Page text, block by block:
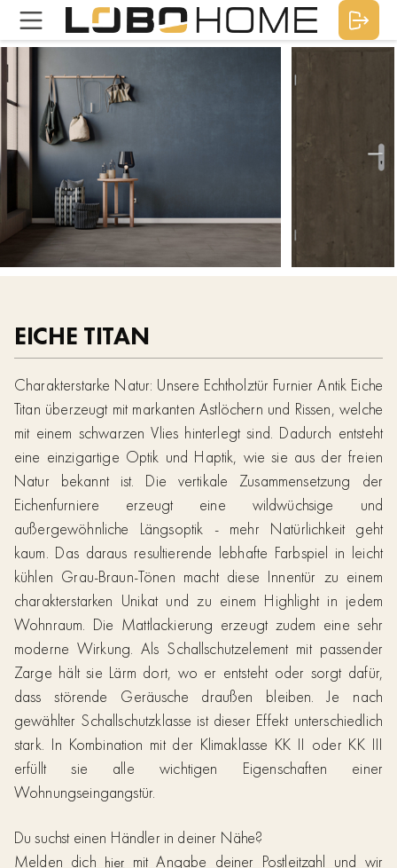
EICHE TITAN
Charakterstarke Natur: Unsere Echtholztür Furnier Antik Eiche
Titan überzeugt mit markanten Astlöchern und Rissen, welche
mit einem schwarzen Vlies hinterlegt sind. Dadurch entsteht
eine einzigartige Optik und Haptik, wie sie aus der freien
Natur bekannt ist. Die vertikale Zusammensetzung der
Eichenfurniere erzeugt eine wildwüchsige und
außergewöhnliche Längsoptik - mehr Natürlichkeit geht
kaum. Das daraus resultierende lebhafte Farbspiel in leicht
kühlen Grau-Braun-Tönen macht diese Innentür zu einem
charakterstarken Unikat und zu einem Highlight in jedem
Wohnraum. Die Mattlackierung erzeugt zudem eine sehr
moderne Wirkung. Als Schallschutzelement mit passender
Zarge hält sie Lärm dort, wo er entsteht oder sorgt dafür,
dass störende Geräusche draußen bleiben. Je nach
gewählter Schallschutzklasse ist dieser Effekt unterschiedlich
stark. In Kombination mit der Klimaklasse KK II oder KK III
erfüllt sie alle wichtigen Eigenschaften einer
Wohnungseingangstür.
Du suchst einen Händler in deiner Nähe?
Melden dich hier mit Angabe deiner Postleitzahl und wir